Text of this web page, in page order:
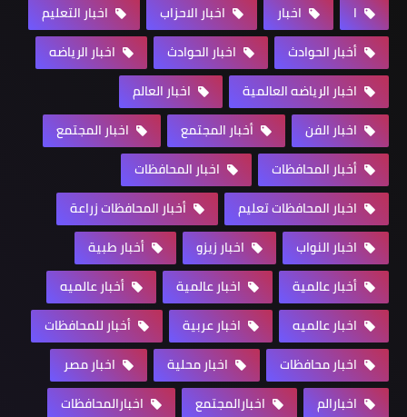
ا اخبار اخبار الاحزاب
اخبار التعليم
أخبار الحوادث
اخبار الحوادث
اخبار الرياضه
اخبار الرياضه العالمية
اخبار العالم
اخبار الفن
أخبار المجتمع
اخبار المجتمع
أخبار المحافظات
اخبار المحافظات
اخبار المحافظات تعليم
أخبار المحافظات زراعة
اخبار النواب
اخبار زيزو
أخبار طبية
أخبار عالمية
اخبار عالمية
أخبار عالميه
اخبار عالميه
اخبار عربية
أخبار للمحافظات
اخبار محافظات
اخبار محلية
اخبار مصر
اخبارالم
اخبارالمجتمع
اخبارالمحافظات